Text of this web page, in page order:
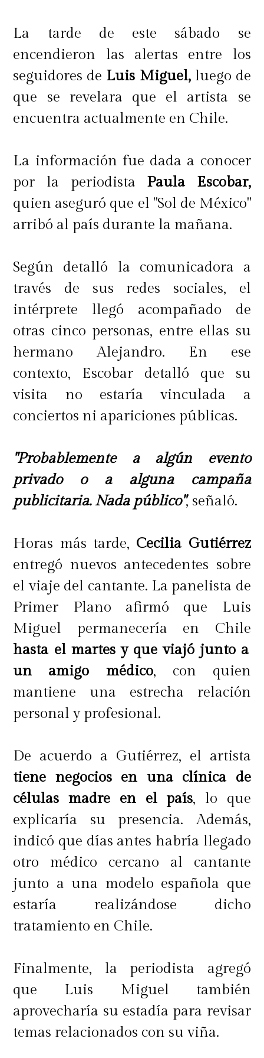
La tarde de este sábado se
encendieron las alertas entre los
seguidores de Luis Miguel,luego de
que se revelara que el artista se
encuentra actualmente en Chile.
La información fue dada a conocer
por la periodista Paula Escobar,
quien aseguró que el "Sol de México"
arribó al país durante la mañana.
Según detalló la comunicadora a
través de sus redes sociales, el
intérprete llegó acompañado de
otras cinco personas, entre ellas su
hermano Alejandro. En ese
contexto, Escobar detalló que su
visita no estaría vinculada a
conciertos ni apariciones públicas.
"Probablemente a algún evento
privado o a alguna campaña
publicitaria. Nada público", señaló.
Horas más tarde, Cecilia Gutiérrez
entregó nuevos antecedentes sobre
el viaje del cantante. La panelista de
Primer Plano afirmó que Luis
Miguel permanecería en Chile
hasta el martes y que viajó junto a
un amigo médico, con quien
mantiene una estrecha relación
personal y profesional.
De acuerdo a Gutiérrez, el artista
tiene negocios en una clínica de
células madre en el país, lo que
explicaría su presencia. Además,
indicó que días antes habría llegado
otro médico cercano al cantante
junto a una modelo española que
estaría realizándose dicho
tratamiento en Chile.
Finalmente, la periodista agregó
que Luis Miguel también
aprovecharía su estadía para revisar
temas relacionados con su viña.